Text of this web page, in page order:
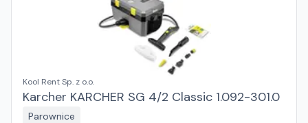
Kool Rent Sp. z o.o.
Karcher KARCHER SG 4/2 Classic 1.092-301.0
Parownice